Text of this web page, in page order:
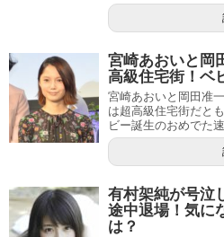
宮崎あおいと岡
高級住宅街！ベ
宮崎あおいと岡田准
は超高級住宅街だと
ビー誕生のおめでた
有村架純が号泣
途中退場！気に
は？